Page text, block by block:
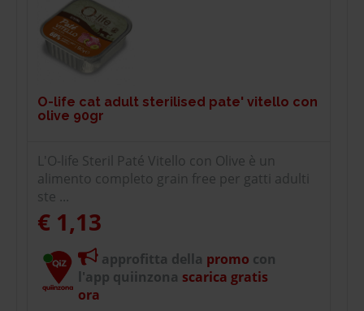
O-life cat adult sterilised pate' vitello con
olive 90gr
L'O-life Steril Paté Vitello con Olive è un
alimento completo grain free per gatti adulti
ste ...
€ 1,13
approfitta della promo con
l'app quiinzona scarica gratis
ora